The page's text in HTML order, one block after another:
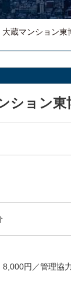
大蔵マンション東
ション東
8,000円／管理協